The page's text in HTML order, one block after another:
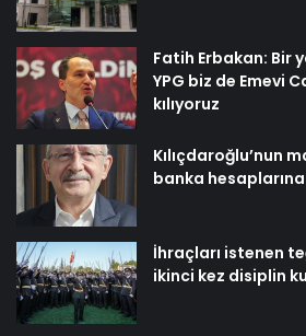
Fatih Erbakan: Bir
YPG biz de Emevi
kılıyoruz
Kılıçdaroğlu’nun
banka
İhraçları istenen
ikinci kez disiplin